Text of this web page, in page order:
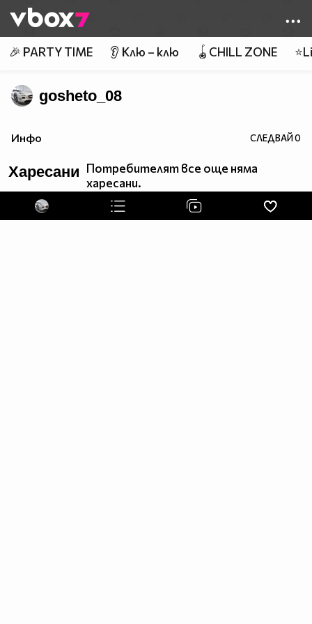
👾
🎉 PARTY TIME 👂 Клю – клю 🪀CHILL ZONE
gosheto_08
Инфо СЛЕДВАЙ0
Харесани Потребителят все още няма
харесани.